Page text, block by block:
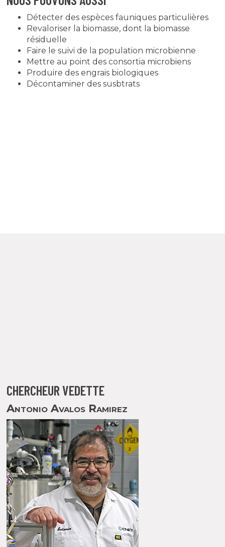
Détecter des espèces fauniques particulières
Revaloriser la biomasse, dont la biomasse
résiduelle
Faire le suivi de la population microbienne
Mettre au point des consortia microbiens
Produire des engrais biologiques
Décontaminer des susbtrats
CHERCHEUR VEDETTE
Antonio Avalos Ramirez